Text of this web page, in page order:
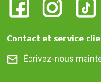
Contact et service
Écrivez-nous